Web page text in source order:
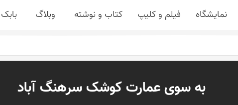
نمایشگاه فیلم و کلیپ کتاب و نوشته وبلاگ
به سوی عمارت کوشک سرهنگ آباد